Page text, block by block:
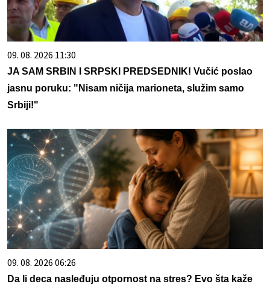
09. 08. 2026 11:30
JA SAM SRBIN I SRPSKI PREDSEDNIK! Vučić poslao
jasnu poruku: "Nisam ničija marioneta, služim samo
Srbiji!"
09. 08. 2026 06:26
Da li deca nasleđuju otpornost na stres? Evo šta kaže